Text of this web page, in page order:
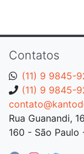
Contatos
(11) 9 9845-
(11) 9 9845-
Rua Guanandi,
160 - São Paulo